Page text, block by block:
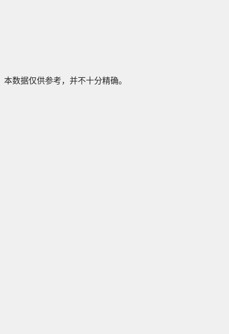
本数据仅供参考，并不十分精确。